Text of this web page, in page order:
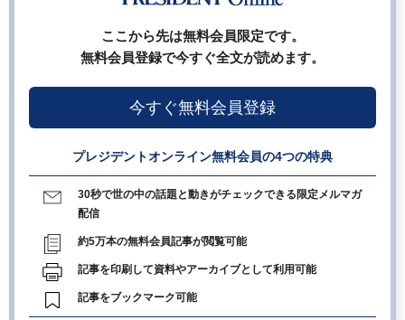
ここから先は無料会員限定です。
無料会員登録で今すぐ全文が読めます。
今すぐ無料会員登録
プレジデントオンライン無料会員の4つの特典
30秒で世の中の話題と動きがチェックできる限定メルマガ
配信
約5万本の無料会員記事が閲覧可能
記事を印刷して資料やアーカイブとして利用可能
記事をブックマーク可能